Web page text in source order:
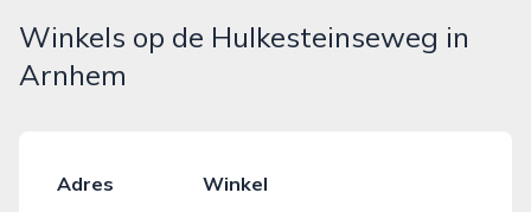
Winkels op de Hulkesteinseweg in
Arnhem
Adres
Winkel